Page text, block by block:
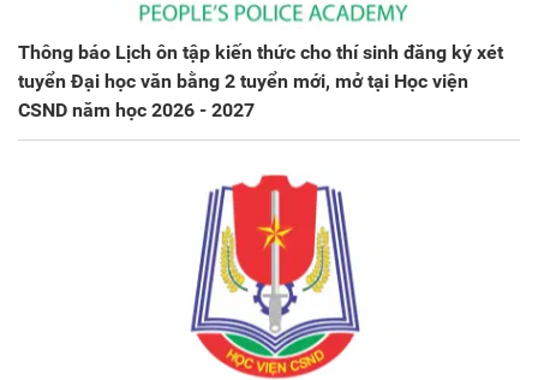
Thông báo Lịch ôn tập kiến thức cho thí sinh đăng ký xét
tuyển Đại học văn bằng 2 tuyển mới, mở tại Học viện
CSND năm học 2026 - 2027